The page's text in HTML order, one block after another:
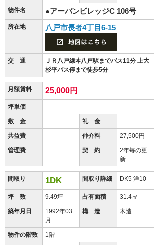
物件名 ●アーバンビレッジC 106号
所在地 八戸市長者4丁目6-15
交 通
ＪＲ八戸線本八戸駅までバス11分 上大
杉平バス停まで徒歩5分
月額賃料 25,000円
坪単価
敷 金 礼 金
共益費 仲介料 27,500円
管理費 契 約
2年毎の更
新
間取り 1DK 間取り詳細 DK5 洋10
坪 数 9.49坪 占有面積 31.4㎡
築年月日
1992年03
月
構 造 木造
物件の階数 1階